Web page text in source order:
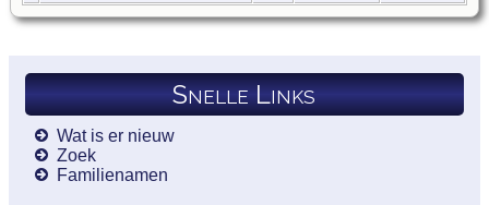
Snelle Links
Wat is er nieuw
Zoek
Familienamen